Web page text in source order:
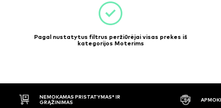
Pagal nustatytus filtrus peržiūrėjai visas prekes iš
kategorijos Moterims
NEMOKAMAS PRISTATYMAS* IR
GRĄŽINIMAS